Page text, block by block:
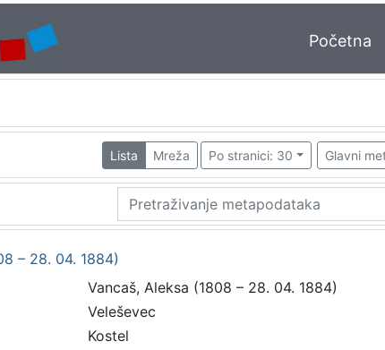
Početna
Lista Mreža Po stranici: 30 Glavni
– 28. 04. 1884)
Vancaš, Aleksa (1808 – 28. 04. 1884)
Veleševec
Kostel